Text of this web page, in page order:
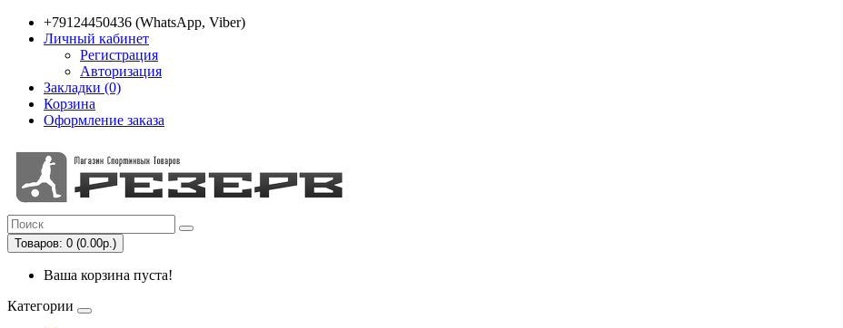
+79124450436 (WhatsApp, Viber)
Личный кабинет
Регистрация
Авторизация
Закладки (0)
Корзина
Оформление заказа
Товаров: 0 (0.00р.)
Ваша корзина пуста!
Категории